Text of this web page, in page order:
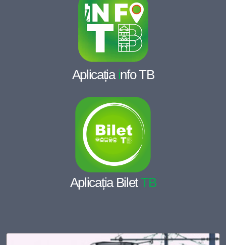
Aplicația info TB
Aplicația BiletTB